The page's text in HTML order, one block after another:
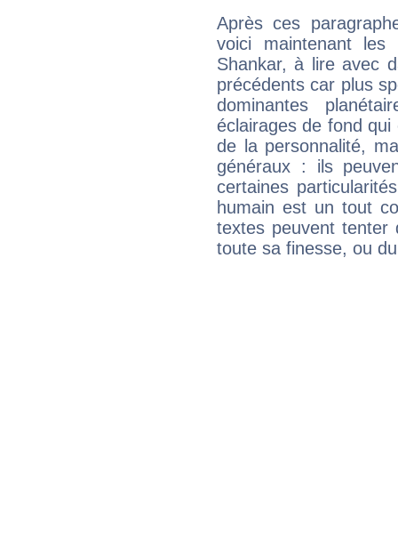
Après ces
voici maintenant les
Shankar, à lire avec
précédents car plus
dominantes
éclairages de fond
de la personnalité,
généraux : ils
certaines
humain est un tout
textes peuvent tenter
toute sa finesse, ou